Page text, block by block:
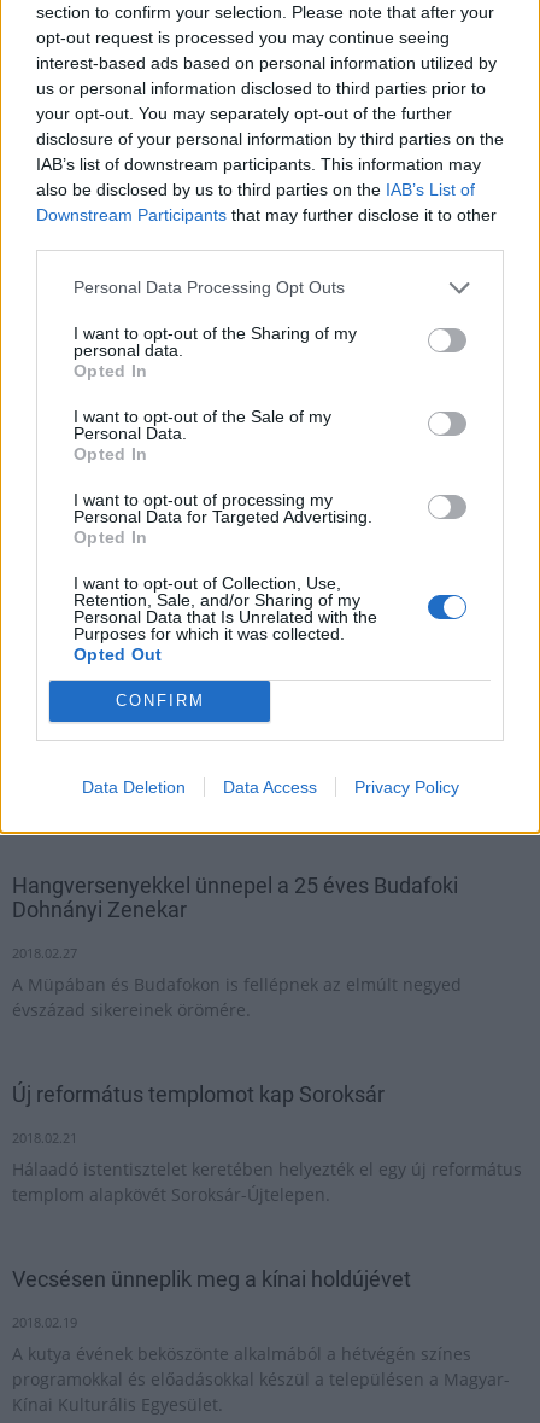
section to confirm your selection. Please note that after your
opt-out request is processed you may continue seeing
interest-based ads based on personal information utilized by
us or personal information disclosed to third parties prior to
your opt-out. You may separately opt-out of the further
disclosure of your personal information by third parties on the
IAB’s list of downstream participants. This information may
also be disclosed by us to third parties on the IAB’s List of
Downstream Participants that may further disclose it to other
Personal Data Processing Opt Outs
I want to opt-out of the Sharing of my
personal data.
Opted In
I want to opt-out of the Sale of my
Personal Data.
Opted In
I want to opt-out of processing my
Personal Data for Targeted Advertising.
Opted In
I want to opt-out of Collection, Use,
Retention, Sale, and/or Sharing of my
Personal Data that Is Unrelated with the
Purposes for which it was collected.
Opted Out
CONFIRM
Data Deletion Data Access Privacy Policy
Indul a munka a Néprajzi Múzeum új épületén
2018.04.18
A kivitelezésre vonatkozó ajánlatokat a következő egy hónapban
kell benyújtaniuk a vállalatoknak.
Horror- és LMBT-filmekkel válik még izgalmasabbá a
Friss Hús Fesztivál
esemény. A filmek értékelésébe a közönség is beleszólhat, s
még kritikaíró workshop is lesz az újságírói pályára
készülőknek.
Ősbemutatóval ünnepli jubileumát a Budafoki
Dohnányi Zenekar
2018.03.13
Művészetek Palotájába várják az érdeklődőket április 25-re.
Munkácsy-díjas festő kiállítása nyílt meg a Csepel
2018.03.09
Tenk László alkotásait az „Utóbbi tíz év” elnevezésű tárlaton
tekinthetik meg az érdeklődők.
Hangversenyekkel ünnepel a 25 éves Budafoki
Dohnányi Zenekar
2018.02.27
A Müpában és Budafokon is fellépnek az elmúlt negyed
évszázad sikereinek örömére.
Új református templomot kap Soroksár
2018.02.21
Hálaadó istentisztelet keretében helyezték el egy új református
templom alapkövét Soroksár-Újtelepen.
Vecsésen ünneplik meg a kínai holdújévet
2018.02.19
A kutya évének beköszönte alkalmából a hétvégén színes
programokkal és előadásokkal készül a településen a Magyar-
Kínai Kulturális Egyesület.